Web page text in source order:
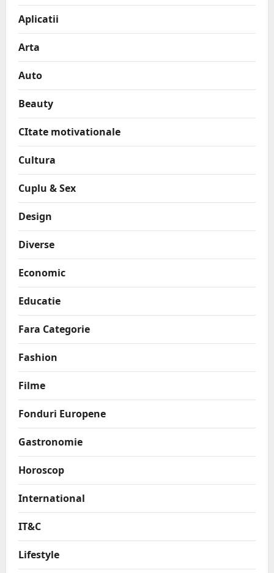
Aplicatii
Arta
Auto
Beauty
CItate motivationale
Cultura
Cuplu & Sex
Design
Diverse
Economic
Educatie
Fara Categorie
Fashion
Filme
Fonduri Europene
Gastronomie
Horoscop
International
IT&C
Lifestyle